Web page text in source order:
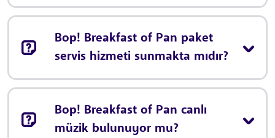
Bop! Breakfast of Pan paket
servis hizmeti sunmakta mıdır?
Bop! Breakfast of Pan canlı
müzik bulunuyor mu?